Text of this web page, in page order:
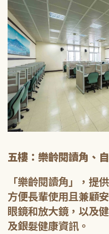
五樓：樂齡閱讀角、
「樂齡閱讀角」，提
方便長輩使用且兼顧
眼鏡和放大鏡，以及
及銀髮健康資訊。